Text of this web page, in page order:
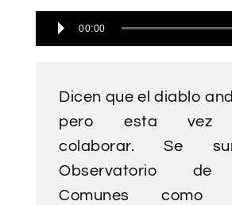
00:00
Dicen que el diablo
pero esta vez
colaborar. Se
Observatorio de
Comunes como